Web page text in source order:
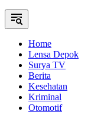
Home
Lensa Depok
Surya TV
Berita
Kesehatan
Kriminal
Otomotif